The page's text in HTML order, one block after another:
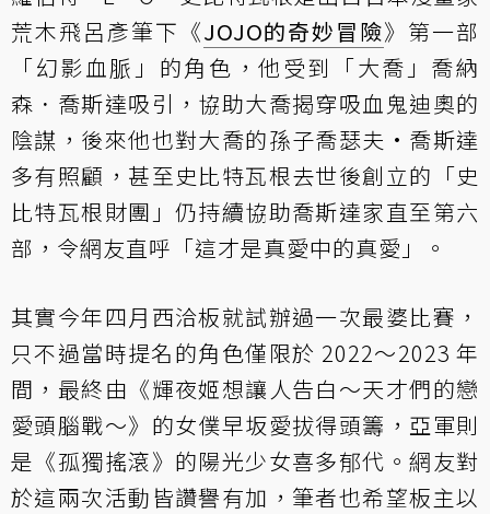
荒木飛呂彥筆下《JOJO的奇妙冒險》第一部
「幻影血脈」的角色，他受到「大喬」喬納
森．喬斯達吸引，協助大喬揭穿吸血鬼迪奧的
陰謀，後來他也對大喬的孫子喬瑟夫·喬斯達
多有照顧，甚至史比特瓦根去世後創立的「史
比特瓦根財團」仍持續協助喬斯達家直至第六
部，令網友直呼「這才是真愛中的真愛」。
其實今年四月西洽板就試辦過一次最婆比賽，
只不過當時提名的角色僅限於 2022～2023 年
間，最終由《輝夜姬想讓人告白～天才們的戀
愛頭腦戰～》的女僕早坂愛拔得頭籌，亞軍則
是《孤獨搖滾》的陽光少女喜多郁代。網友對
於這兩次活動皆讚譽有加，筆者也希望板主以